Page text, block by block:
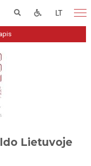
LT
Lietuvoje